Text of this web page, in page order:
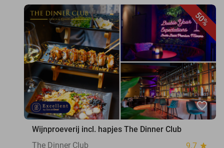
50%
favorite_border
Wijnproeverij incl. hapjes The Dinner Club
The Dinner Club
9.7 star